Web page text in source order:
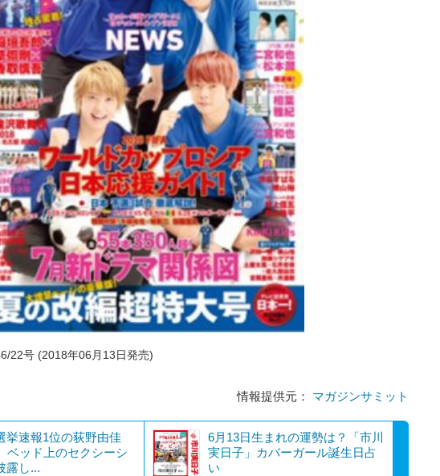
22号 (2018年06月13日発売)
情報提供元： マガジンサミット
挙速報1位の荻野由佳
ベッド上のセクシーシ
露し...
6月13日生まれの運勢は？「市川
実日子」カバーガール誕生日占
い